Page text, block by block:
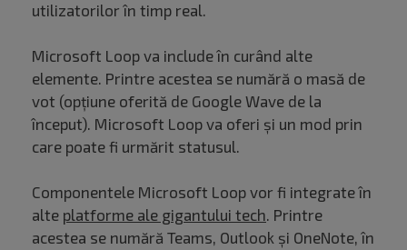
utilizatorilor în timp real.
Microsoft Loop va include în curând alte
elemente. Printre acestea se numără o masă de
vot (opțiune oferită de Google Wave de la
început). Microsoft Loop va oferi și un mod prin
care poate fi urmărit statusul.
Componentele Microsoft Loop vor fi integrate în
alte platforme ale gigantului tech. Printre
acestea se numără Teams, Outlook și OneNote, în